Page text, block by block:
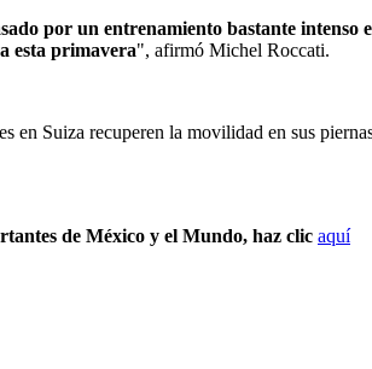
por un entrenamiento bastante
esta primavera", afirmó Michel Roccati.
en Suiza recuperen la movilidad en sus
de México y el Mundo, haz clic aquí